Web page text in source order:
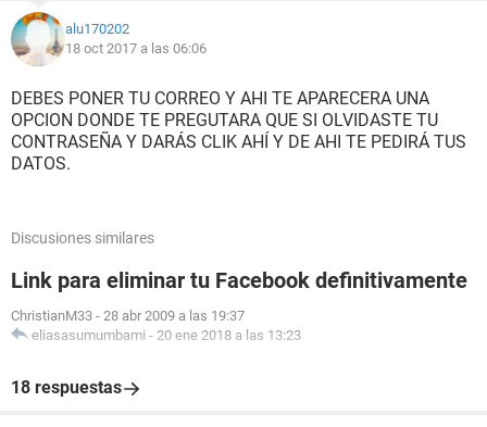
alu170202
18 oct 2017 a las 06:06
DEBES PONER TU CORREO Y AHI TE APARECERA UNA
OPCION DONDE TE PREGUTARA QUE SI OLVIDASTE TU
CONTRASEÑA Y DARÁS CLIK AHÍ Y DE AHI TE PEDIRÁ TUS
DATOS.
Discusiones similares
Link para eliminar tu Facebook definitivamente
ChristianM33 - 28 abr 2009 a las 19:37
eliasasumumbami - 20 ene 2018 a las 13:23
18 respuestas